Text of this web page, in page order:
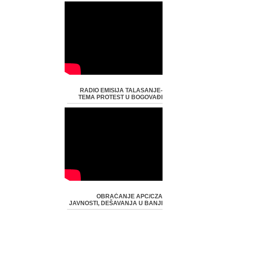
RADIO EMISIJA TALASANJE-
TEMA PROTEST U BOGOVAĐI
OBRAĆANJE APC/CZA
JAVNOSTI, DEŠAVANJA U BANJI